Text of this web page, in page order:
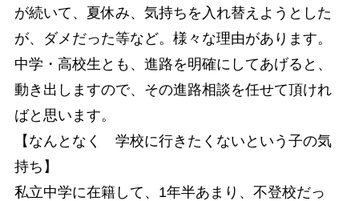
が続いて、夏休み、気持ちを入れ替えようとした
が、ダメだった等など。様々な理由があります。
中学・高校生とも、進路を明確にしてあげると、
動き出しますので、その進路相談を任せて頂けれ
ばと思います。
【なんとなく 学校に行きたくないという子の気
持ち】
私立中学に在籍して、1年半あまり、不登校だっ